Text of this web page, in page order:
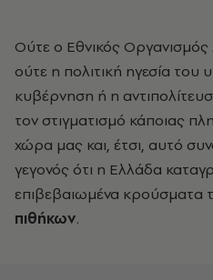
Ούτε ο Εθνικός
ούτε η πολιτική ηγεσία του
κυβέρνηση ή η
τον στιγματισμό κάποιας
χώρα μας και, έτσι, αυτό
γεγονός ότι η Ελλάδα
επιβεβαιωμένα κρούσματα
πιθήκων.